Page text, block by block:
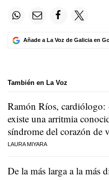
Añade a La Voz de Galicia en
También en La Voz
Ramón Ríos, cardiólogo:
existe una arritmia
síndrome del corazón de
LAURA MIYARA
De la más larga a la más